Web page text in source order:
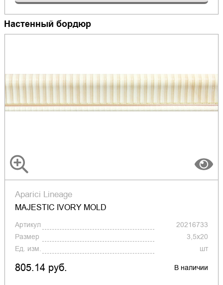
Настенный бордюр
Aparici Lineage
MAJESTIC IVORY MOLD
Артикул
20216733
Размер
3,5x20
Ед. изм.
шт
805.14 руб. В наличии